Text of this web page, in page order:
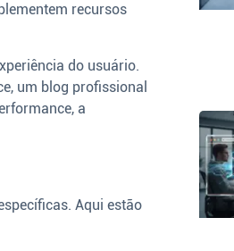
recursos
do usuário.
um blog profissional
a
Aqui estão